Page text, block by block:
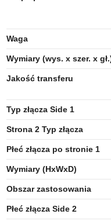
Waga
Wymiary (wys. x szer. x
Jakość transferu
Typ złącza Side 1
Strona 2 Typ złącza
Płeć złącza po stronie 1
Wymiary (HxWxD)
Obszar zastosowania
Płeć złącza Side 2